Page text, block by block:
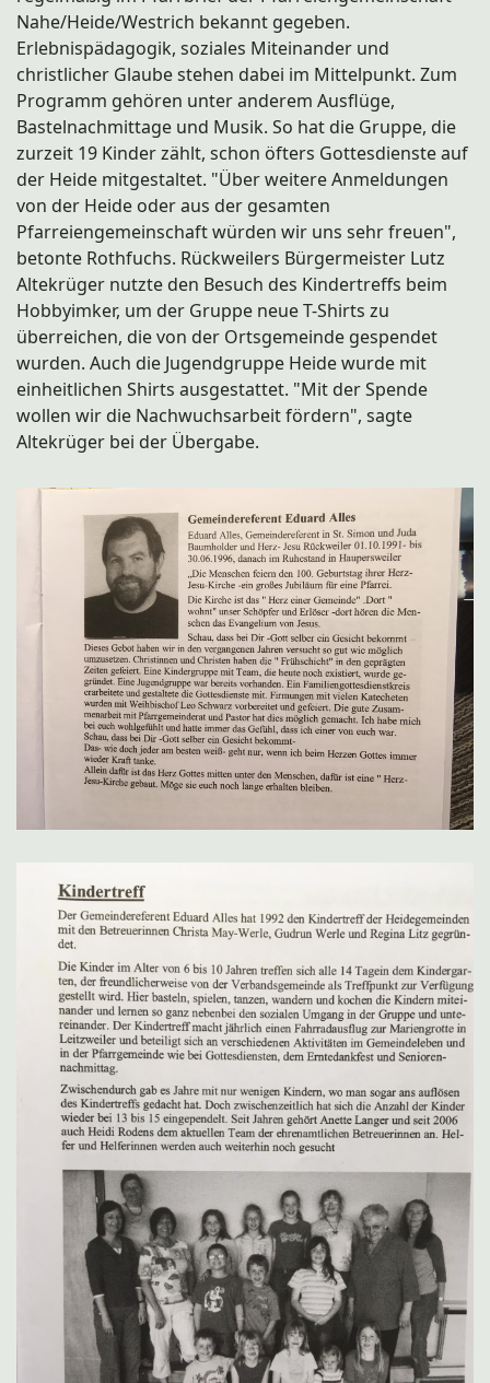
Nahe/Heide/Westrich bekannt gegeben.
Erlebnispädagogik, soziales Miteinander und
christlicher Glaube stehen dabei im Mittelpunkt. Zum
Programm gehören unter anderem Ausflüge,
Bastelnachmittage und Musik. So hat die Gruppe, die
zurzeit 19 Kinder zählt, schon öfters Gottesdienste auf
der Heide mitgestaltet. "Über weitere Anmeldungen
von der Heide oder aus der gesamten
Pfarreiengemeinschaft würden wir uns sehr freuen",
betonte Rothfuchs. Rückweilers Bürgermeister Lutz
Altekrüger nutzte den Besuch des Kindertreffs beim
Hobbyimker, um der Gruppe neue T-Shirts zu
überreichen, die von der Ortsgemeinde gespendet
wurden. Auch die Jugendgruppe Heide wurde mit
einheitlichen Shirts ausgestattet. "Mit der Spende
wollen wir die Nachwuchsarbeit fördern", sagte
Altekrüger bei der Übergabe.